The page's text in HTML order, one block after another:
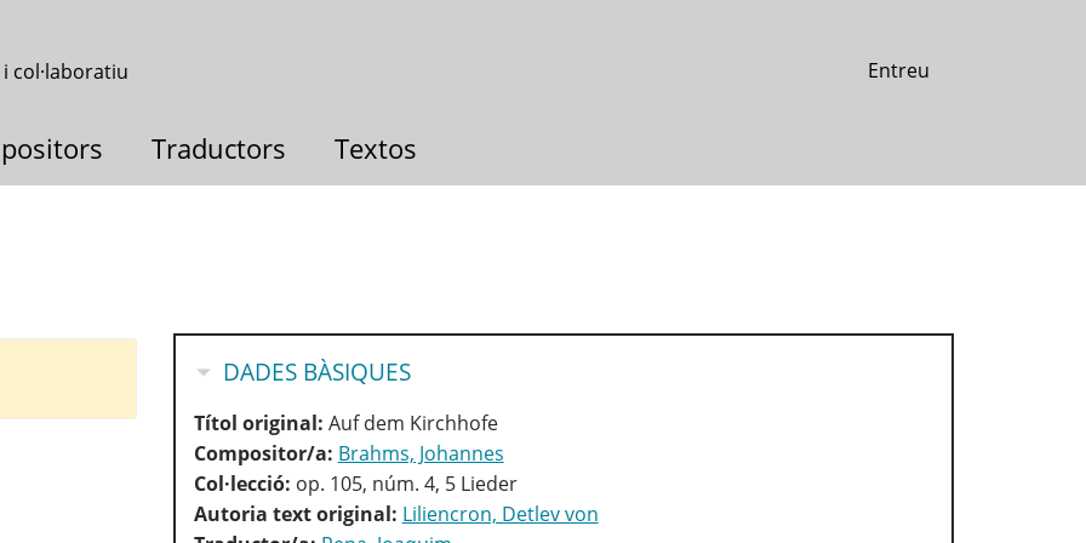
col·laboratiu Entreu
Traductors Textos
OCULTA
DADES BÀSIQUES
Títol original: Auf dem Kirchhofe
Compositor/a: Brahms, Johannes
Col·lecció: op. 105, núm. 4, 5 Lieder
Autoria text original: Liliencron, Detlev von